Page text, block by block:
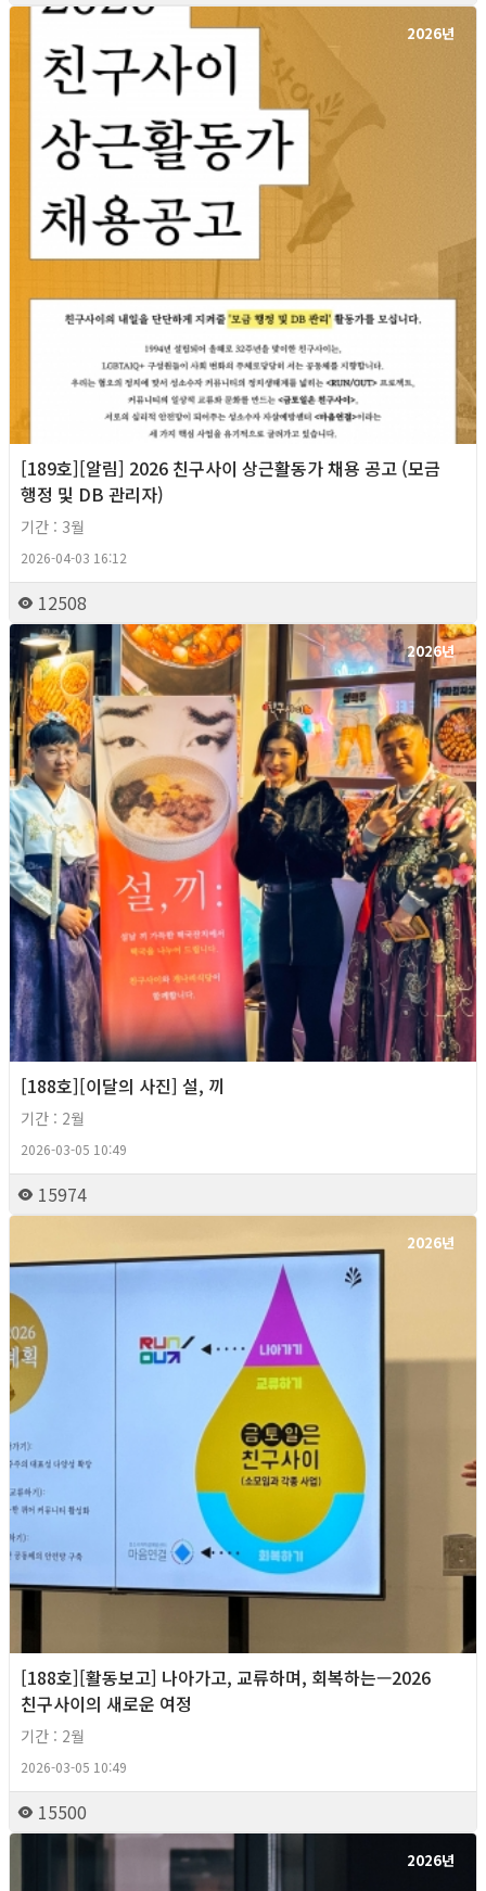
2026년
[189호][알림] 2026 친구사이 상근활동가 채용 공고 (모금
행정 및 DB 관리자)
기간 : 3월
2026-04-03 16:12
12508
2026년
[188호][이달의 사진] 설, 끼
기간 : 2월
2026-03-05 10:49
15974
2026년
[188호][활동보고] 나아가고, 교류하며, 회복하는—2026
친구사이의 새로운 여정
기간 : 2월
2026-03-05 10:49
15500
2026년